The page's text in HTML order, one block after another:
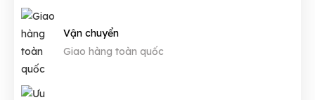
Vận chuyển
Giao hàng toàn quốc